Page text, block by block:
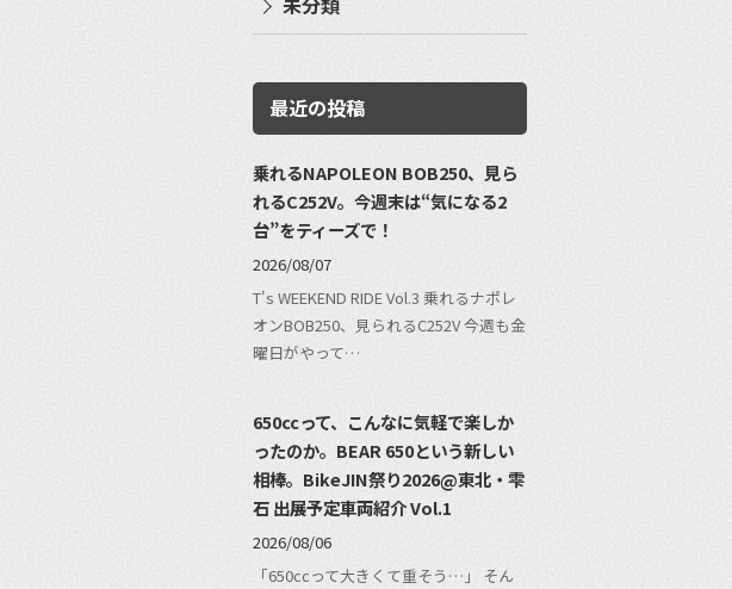
最近の投稿
乗れるNAPOLEON BOB250、見ら
れるC252V。今週末は“気になる2
台”をティーズで！
2026/08/07
T's WEEKEND RIDE Vol.3 乗れるナポレ
オンBOB250、見られるC252V 今週も金
曜日がやって…
650ccって、こんなに気軽で楽しか
ったのか。BEAR 650という新しい
相棒。BikeJIN祭り2026@東北・雫
石 出展予定車両紹介 Vol.1
2026/08/06
「650ccって大きくて重そう…」 そん